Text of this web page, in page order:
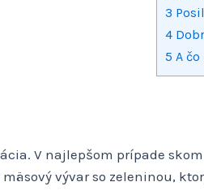
3
4
5 A
V najlepšom prípade
vývar so zeleninou,